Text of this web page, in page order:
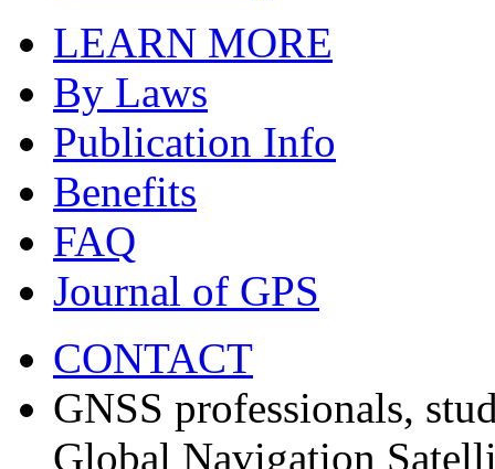
LEARN MORE
By Laws
Publication Info
Benefits
FAQ
Journal of GPS
CONTACT
GNSS professionals,
Global Navigation